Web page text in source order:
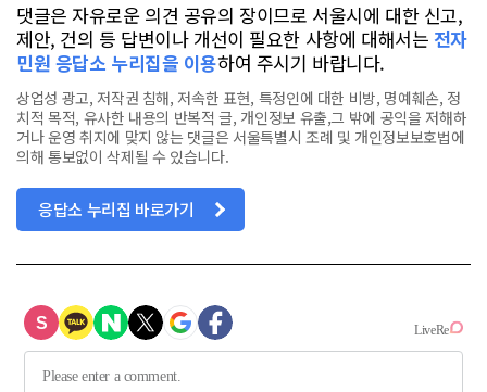
댓글은 자유로운 의견 공유의 장이므로 서울시에 대한 신고,
제안, 건의 등 답변이나 개선이 필요한 사항에 대해서는 전자
민원 응답소 누리집을 이용하여 주시기 바랍니다.
상업성 광고, 저작권 침해, 저속한 표현, 특정인에 대한 비방, 명예훼손, 정
치적 목적, 유사한 내용의 반복적 글, 개인정보 유출,그 밖에 공익을 저해하
거나 운영 취지에 맞지 않는 댓글은 서울특별시 조례 및 개인정보보호법에
의해 통보없이 삭제될 수 있습니다.
응답소 누리집 바로가기